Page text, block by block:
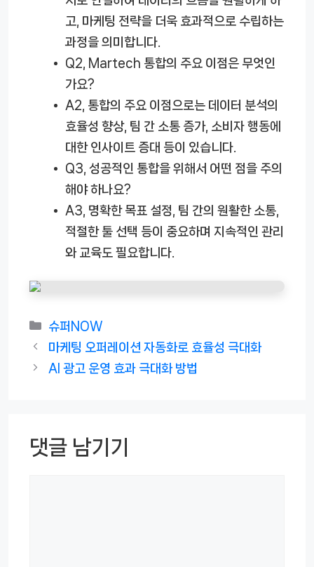
고, 마케팅 전략을 더욱 효과적으로 수립하는
과정을 의미합니다.
Q2, Martech 통합의 주요 이점은 무엇인
가요?
A2, 통합의 주요 이점으로는 데이터 분석의
효율성 향상, 팀 간 소통 증가, 소비자 행동에
대한 인사이트 증대 등이 있습니다.
Q3, 성공적인 통합을 위해서 어떤 점을 주의
해야 하나요?
A3, 명확한 목표 설정, 팀 간의 원활한 소통,
적절한 툴 선택 등이 중요하며 지속적인 관리
와 교육도 필요합니다.
카
테
리
슈퍼NOW
마케팅 오퍼레이션 자동화로 효율성 극대화
AI 광고 운영 효과 극대화 방법
댓글 남기기